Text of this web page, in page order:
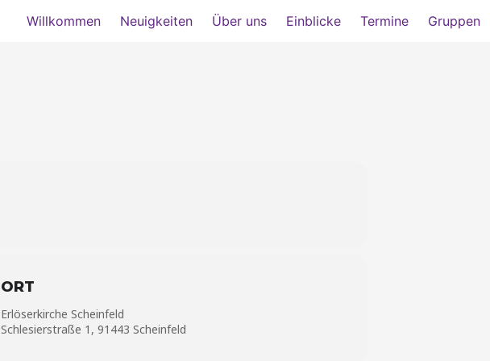
Willkommen Neuigkeiten Über uns Einblicke Termine Gruppen
ORT
Erlöserkirche Scheinfeld
Schlesierstraße 1, 91443 Scheinfeld